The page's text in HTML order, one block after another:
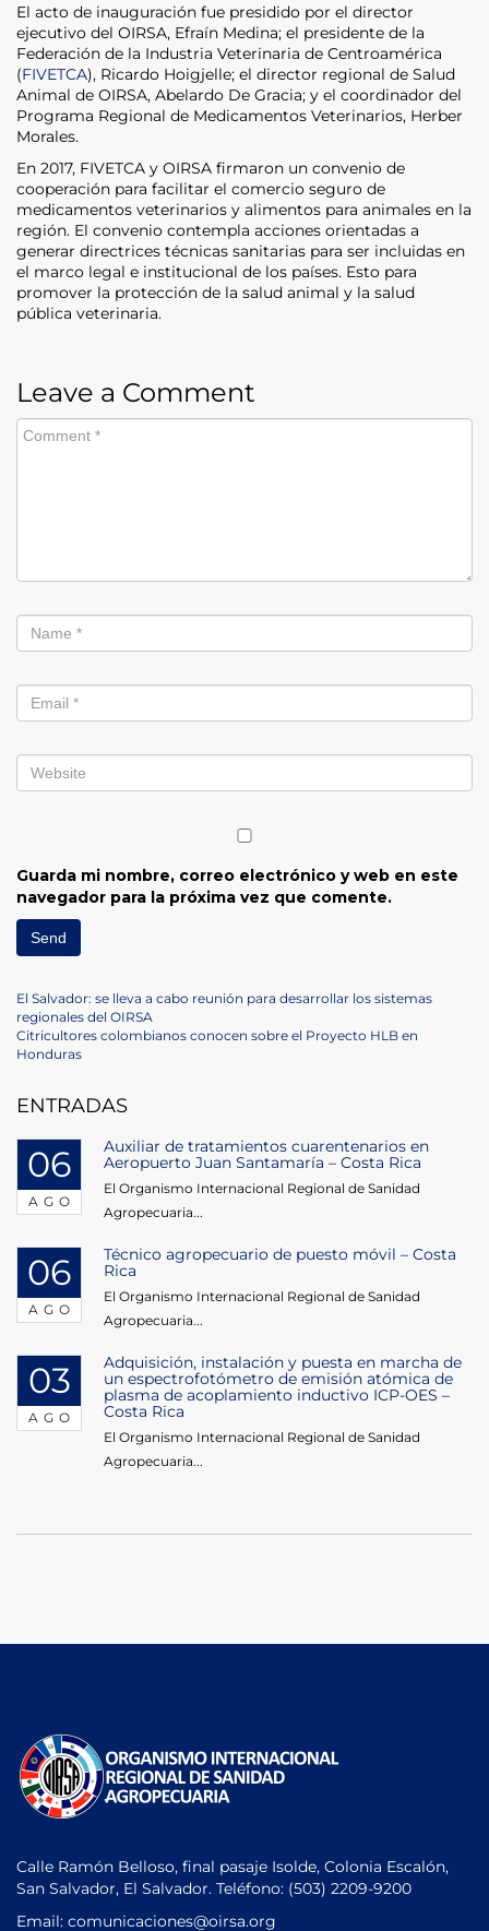
El acto de inauguración fue presidido por el director
ejecutivo del OIRSA, Efraín Medina; el presidente de la
Federación de la Industria Veterinaria de Centroamérica
(FIVETCA), Ricardo Hoigjelle; el director regional de Salud
Animal de OIRSA, Abelardo De Gracia; y el coordinador del
Programa Regional de Medicamentos Veterinarios, Herber
Morales.
En 2017, FIVETCA y OIRSA firmaron un convenio de
cooperación para facilitar el comercio seguro de
medicamentos veterinarios y alimentos para animales en la
región. El convenio contempla acciones orientadas a
generar directrices técnicas sanitarias para ser incluidas en
el marco legal e institucional de los países. Esto para
promover la protección de la salud animal y la salud
pública veterinaria.
Leave a Comment
Guarda mi nombre, correo electrónico y web en este
navegador para la próxima vez que comente.
Navegación
de
Previous
Post
El Salvador: se lleva a cabo reunión para desarrollar los sistemas
regionales del OIRSA
Next
Post
Citricultores colombianos conocen sobre el Proyecto HLB en
Honduras
ENTRADAS
06
AGO
Auxiliar de tratamientos cuarentenarios en
Aeropuerto Juan Santamaría – Costa Rica
El Organismo Internacional Regional de Sanidad
Agropecuaria...
06
AGO
Técnico agropecuario de puesto móvil – Costa
Rica
El Organismo Internacional Regional de Sanidad
Agropecuaria...
03
AGO
Adquisición, instalación y puesta en marcha de
un espectrofotómetro de emisión atómica de
plasma de acoplamiento inductivo ICP-OES –
Costa Rica
El Organismo Internacional Regional de Sanidad
Agropecuaria...
Calle Ramón Belloso, final pasaje Isolde, Colonia Escalón,
San Salvador, El Salvador. Teléfono: (503) 2209-9200
Email: comunicaciones@oirsa.org